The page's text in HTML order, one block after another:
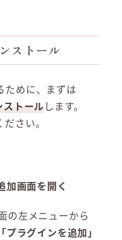
ストール
ために、まずは
トールします。
さい。
加画面を開く
の左メニューから
ラグインを追加」